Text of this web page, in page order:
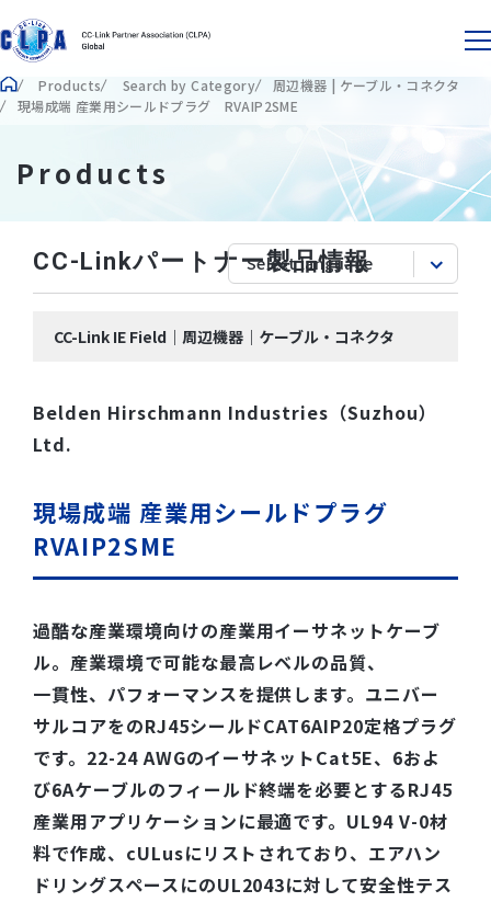
Products Search by Category
周辺機器 | ケーブル・コネクタ
現場成端 産業用シールドプラグ RVAIP2SME
Products
CC-Linkパートナー製品情報
CC-Link IE Field｜周辺機器｜ケーブル・コネクタ
Belden Hirschmann Industries（Suzhou）
Ltd.
現場成端 産業用シールドプラグ
RVAIP2SME
過酷な産業環境向けの産業用イーサネットケーブ
ル。産業環境で可能な最高レベルの品質、
一貫性、パフォーマンスを提供します。ユニバー
サルコアをのRJ45シールドCAT6AIP20定格プラグ
です。22-24 AWGのイーサネットCat5E、6およ
び6Aケーブルのフィールド終端を必要とするRJ45
産業用アプリケーションに最適です。UL94 V-0材
料で作成、cULusにリストされており、エアハン
ドリングスペースにのUL2043に対して安全性テス